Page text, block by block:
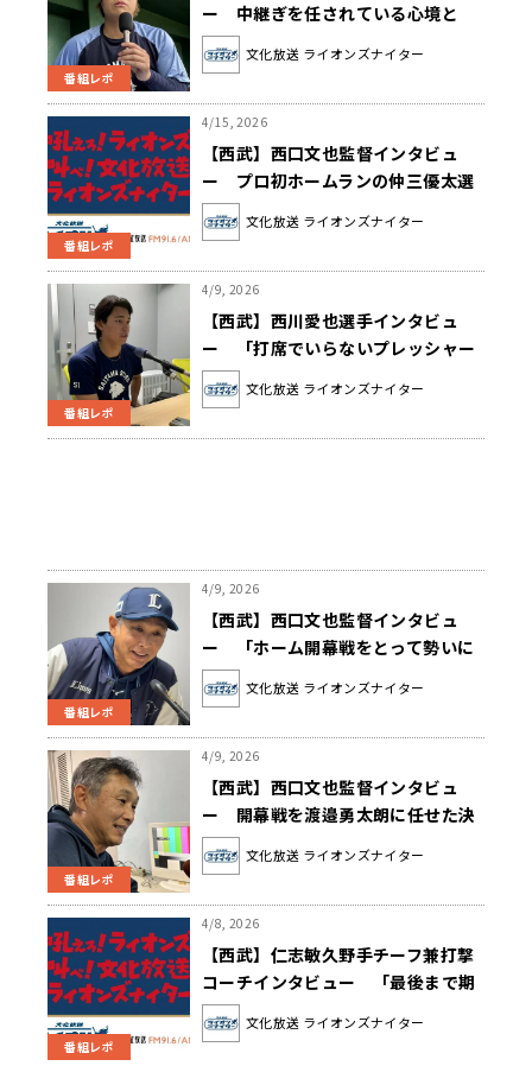
番組レポ
ー 中継ぎを任されている心境と
は？
文化放送 ライオンズナイター
番組レポ
4/15, 2026
【西武】西口文也監督インタビュ
ー プロ初ホームランの仲三優太選
手に「これからもどんどん打ってほ
しい」
文化放送 ライオンズナイター
番組レポ
4/9, 2026
【西武】西川愛也選手インタビュ
ー 「打席でいらないプレッシャー
を抱え込んでいる」
文化放送 ライオンズナイター
番組レポ
4/9, 2026
【西武】西口文也監督インタビュ
ー 「ホーム開幕戦をとって勢いに
乗っていきたい」
文化放送 ライオンズナイター
番組レポ
4/9, 2026
【西武】西口文也監督インタビュ
ー 開幕戦を渡邉勇太朗に任せた決
め手とは？
文化放送 ライオンズナイター
番組レポ
4/8, 2026
【西武】仁志敏久野手チーフ兼打撃
コーチインタビュー 「最後まで期
待が持てるチームでありたい」
文化放送 ライオンズナイター